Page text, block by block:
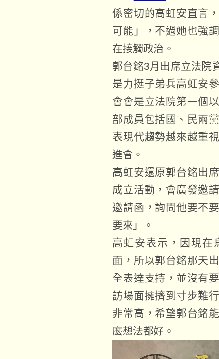
係密切的高虹安直言
可能」，不過她也強
在接觸政治。
郭台銘3月出席立法院
是力挺子弟兵高虹安
會會是立法院第一個
部成員包括國、民兩
表現代趨勢越來越重
進會。
高虹安還原郭台銘出
成立活動，會廣發邀
邀請函，詢問他要不
要來」。
高虹安表示，因現在
面，所以郭台銘那天
全表達支持，並沒有
訪場面擁擠到寸步難
非常高，希望郭台銘
麼想法都好。